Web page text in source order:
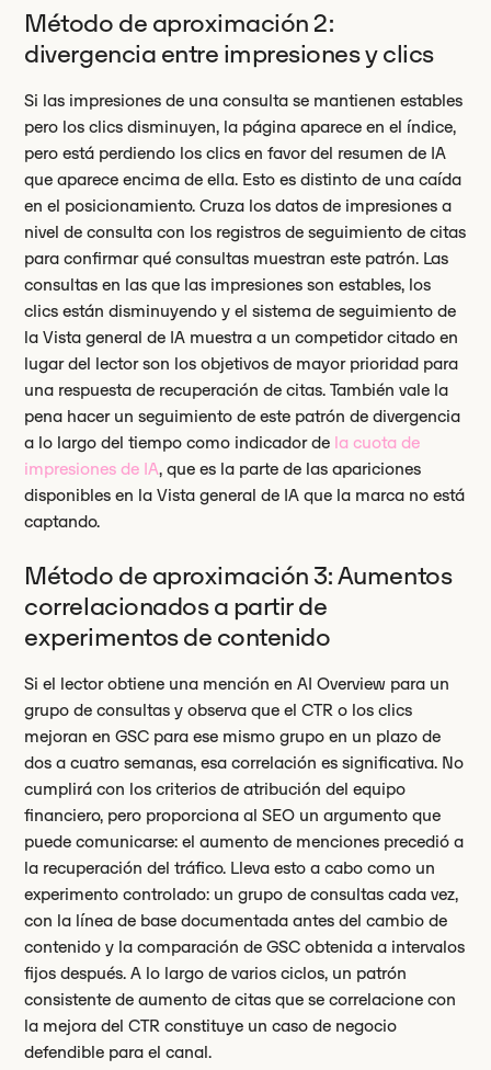
Método de aproximación 2:
divergencia entre impresiones y clics
Si las impresiones de una consulta se mantienen estables
pero los clics disminuyen, la página aparece en el índice,
pero está perdiendo los clics en favor del resumen de IA
que aparece encima de ella. Esto es distinto de una caída
en el posicionamiento. Cruza los datos de impresiones a
nivel de consulta con los registros de seguimiento de citas
para confirmar qué consultas muestran este patrón. Las
consultas en las que las impresiones son estables, los
clics están disminuyendo y el sistema de seguimiento de
la Vista general de IA muestra a un competidor citado en
lugar del lector son los objetivos de mayor prioridad para
una respuesta de recuperación de citas. También vale la
pena hacer un seguimiento de este patrón de divergencia
a lo largo del tiempo como indicador de la cuota de
impresiones de IA, que es la parte de las apariciones
disponibles en la Vista general de IA que la marca no está
captando.
Método de aproximación 3: Aumentos
correlacionados a partir de
experimentos de contenido
Si el lector obtiene una mención en AI Overview para un
grupo de consultas y observa que el CTR o los clics
mejoran en GSC para ese mismo grupo en un plazo de
dos a cuatro semanas, esa correlación es significativa. No
cumplirá con los criterios de atribución del equipo
financiero, pero proporciona al SEO un argumento que
puede comunicarse: el aumento de menciones precedió a
la recuperación del tráfico. Lleva esto a cabo como un
experimento controlado: un grupo de consultas cada vez,
con la línea de base documentada antes del cambio de
contenido y la comparación de GSC obtenida a intervalos
fijos después. A lo largo de varios ciclos, un patrón
consistente de aumento de citas que se correlacione con
la mejora del CTR constituye un caso de negocio
defendible para el canal.